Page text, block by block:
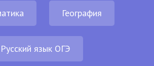
География
Русский язык ОГЭ